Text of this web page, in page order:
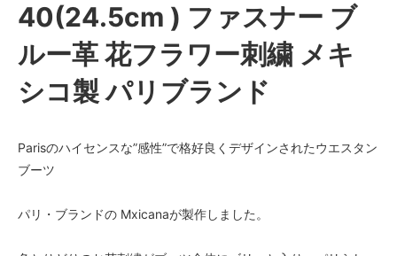
40(24.5cm ) ファスナー ブ
ルー革 花フラワー刺繍 メキ
シコ製 パリブランド
Parisのハイセンスな”感性”で格好良くデザインされたウエスタン
ブーツ
パリ・ブランドの Mxicanaが製作しました。